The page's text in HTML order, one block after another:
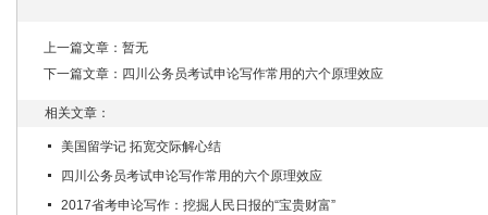
上一篇文章：暂无
下一篇文章： 四川公务员考试申论写作常用的六个原理效应
相关文章：
美国留学记 拓宽交际解心结
四川公务员考试申论写作常用的六个原理效应
2017省考申论写作：挖掘人民日报的“宝贵财富”